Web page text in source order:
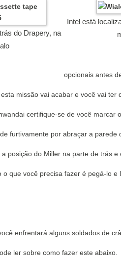
do Drapery, na
Intel está
opcionais antes
missão vai acabar e você vai
certifique-se de você marcar
furtivamente por abraçar a parede
posição do Miller na parte de trás e
o que você precisa fazer é pegá-lo
enfrentará alguns soldados de
ler sobre como fazer este abaixo.